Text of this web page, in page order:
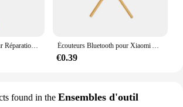
€0.39
found in the Ensembles d'outil